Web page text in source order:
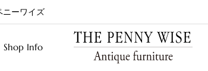
ニーワイズ
Shop Info